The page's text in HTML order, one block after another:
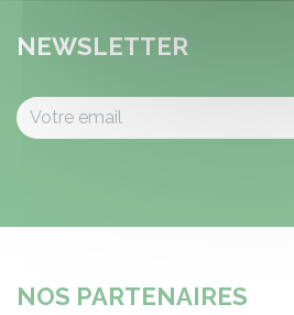
NEWSLETTER
NOS PARTENAIRES